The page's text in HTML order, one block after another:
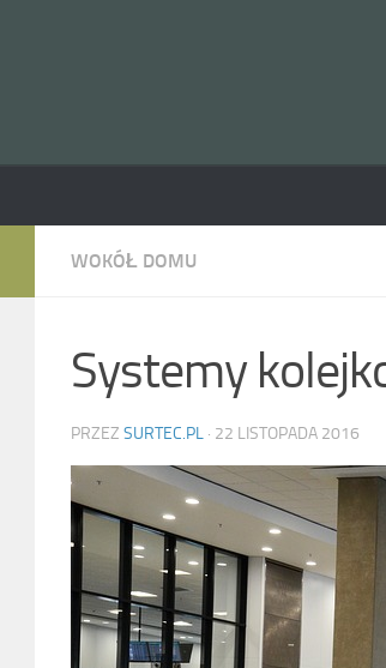
WOKÓŁ DOMU
Systemy
PRZEZ SURTEC.PL · 22 LISTOPADA 2016